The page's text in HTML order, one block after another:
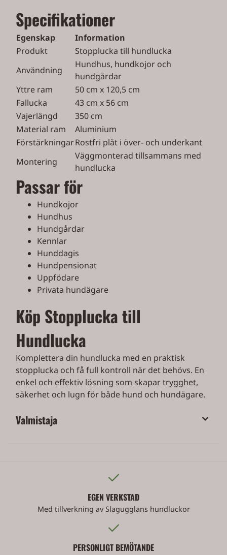
Specifikationer
Egenskap
Information
Produkt
Stopplucka till hundlucka
Användning
Hundhus, hundkojor och
hundgårdar
Yttre ram
50 cm x 120,5 cm
Fallucka
43 cm x 56 cm
Vajerlängd
350 cm
Material ram
Aluminium
FörstärkningarRostfri plåt i över- och underkant
Montering
Väggmonterad tillsammans med
hundlucka
Passar för
Hundkojor
Hundhus
Hundgårdar
Kennlar
Hunddagis
Hundpensionat
Uppfödare
Privata hundägare
Köp Stopplucka till
Hundlucka
Komplettera din hundlucka med en praktisk
stopplucka och få full kontroll när det behövs. En
enkel och effektiv lösning som skapar trygghet,
säkerhet och lugn för både hund och hundägare.
Valmistaja
EGEN VERKSTAD
Med tillverkning av Slagugglans hundluckor
PERSONLIGT BEMÖTANDE